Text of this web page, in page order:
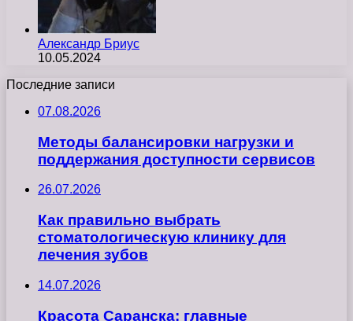
Александр Бриус
10.05.2024
Последние записи
07.08.2026
Методы балансировки нагрузки и
поддержания доступности сервисов
26.07.2026
Как правильно выбрать
стоматологическую клинику для
лечения зубов
14.07.2026
Красота Саранска: главные